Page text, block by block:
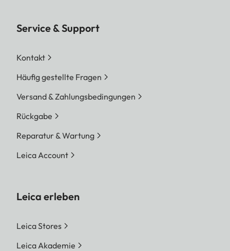
Service & Support
Kontakt
Häufig gestellte Fragen
Versand & Zahlungsbedingungen
Rückgabe
Reparatur & Wartung
Leica Account
Leica erleben
Leica Stores
Leica Akademie